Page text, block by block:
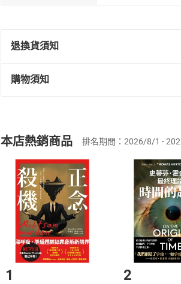
退換貨須知
退換貨規定：
(一)依消費者保護法第19條第1項後
(二)消費者訂購本店鋪之商品即代
且已下載/存取電子書，不得請求退貨
退貨方式：您欲取消訂單或辦理退
貨」，本店鋪將依您的申請進行審核
請注意，樂天市場須以整筆訂單為
購物須知
挑選商品
Choose
放入
購書後，如何開始使用？
Step1.選擇閱讀載具
本店熱銷商品 排名期間：2026/8/1 -
1 2